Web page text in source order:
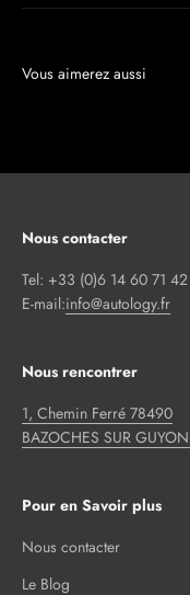
Nous contacter
Tel: +33 (0)6 14 60 71 42
E-mail:info@autology.fr
Nous rencontrer
1, Chemin Ferré 78490
BAZOCHES SUR
Pour en Savoir plus
Nous contacter
Le Blog